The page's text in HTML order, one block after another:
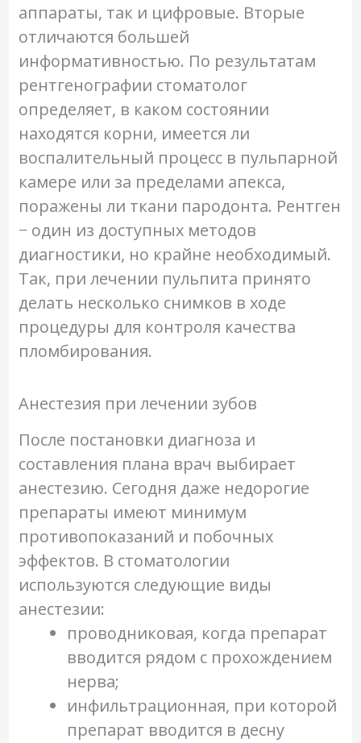
аппараты, так и цифровые. Вторые
отличаются большей
информативностью. По результатам
рентгенографии стоматолог
определяет, в каком состоянии
находятся корни, имеется ли
воспалительный процесс в пульпарной
камере или за пределами апекса,
поражены ли ткани пародонта. Рентген
− один из доступных методов
диагностики, но крайне необходимый.
Так, при лечении пульпита принято
делать несколько снимков в ходе
процедуры для контроля качества
пломбирования.
Анестезия при лечении зубов
После постановки диагноза и
составления плана врач выбирает
анестезию. Сегодня даже недорогие
препараты имеют минимум
противопоказаний и побочных
эффектов. В стоматологии
используются следующие виды
анестезии:
проводниковая, когда препарат
вводится рядом с прохождением
нерва;
инфильтрационная, при которой
препарат вводится в десну